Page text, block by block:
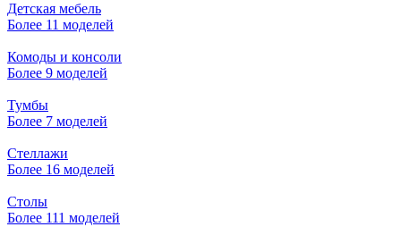
Детская мебель
Более 11 моделей
Комоды и консоли
Более 9 моделей
Тумбы
Более 7 моделей
Стеллажи
Более 16 моделей
Столы
Более 111 моделей